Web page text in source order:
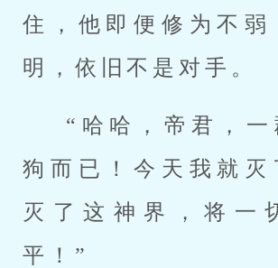
住，他即便修为不弱
明，依旧不是对手。
“哈哈，帝君，一
狗而已！今天我就灭
灭了这神界，将一
平！”